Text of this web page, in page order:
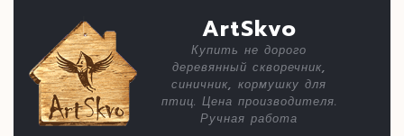
ArtSkvoне
боятся
Купить не дорого
деревянный скворечник,
синичник, кормушку для
птиц. Цена производителя.
Ручная работа